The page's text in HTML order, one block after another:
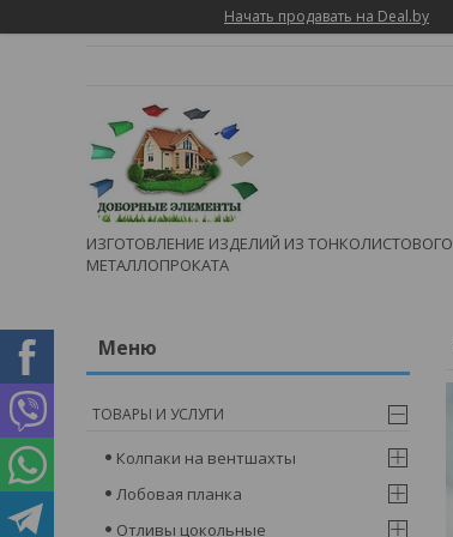
Начать продавать на Deal.by
ИЗГОТОВЛЕНИЕ ИЗДЕЛИЙ ИЗ ТОНКОЛИСТОВОГО
МЕТАЛЛОПРОКАТА
ТОВАРЫ И УСЛУГИ
Колпаки на вентшахты
Лобовая планка
Отливы цокольные